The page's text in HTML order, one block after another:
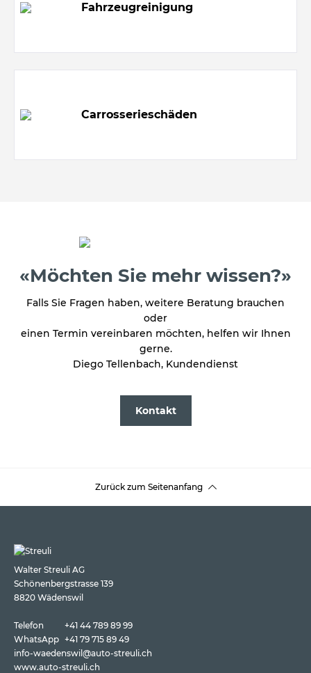
Fahrzeugreinigung
Carrosserieschäden
«Möchten Sie mehr wissen?»
Falls Sie Fragen haben, weitere Beratung brauchen
oder
einen Termin vereinbaren möchten, helfen wir Ihnen
gerne.
Diego Tellenbach, Kundendienst
Kontakt
Zurück zum Seitenanfang
Walter Streuli AG
Schönenbergstrasse 139
8820 Wädenswil
Telefon
+41 44 789 89 99
WhatsApp +41 79 715 89 49
info-waedenswil@auto-streuli.ch
www.auto-streuli.ch